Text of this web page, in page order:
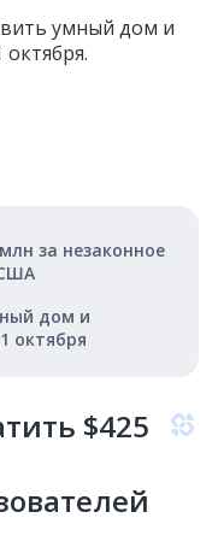
умный дом и
за незаконное
дом и
октября
$425